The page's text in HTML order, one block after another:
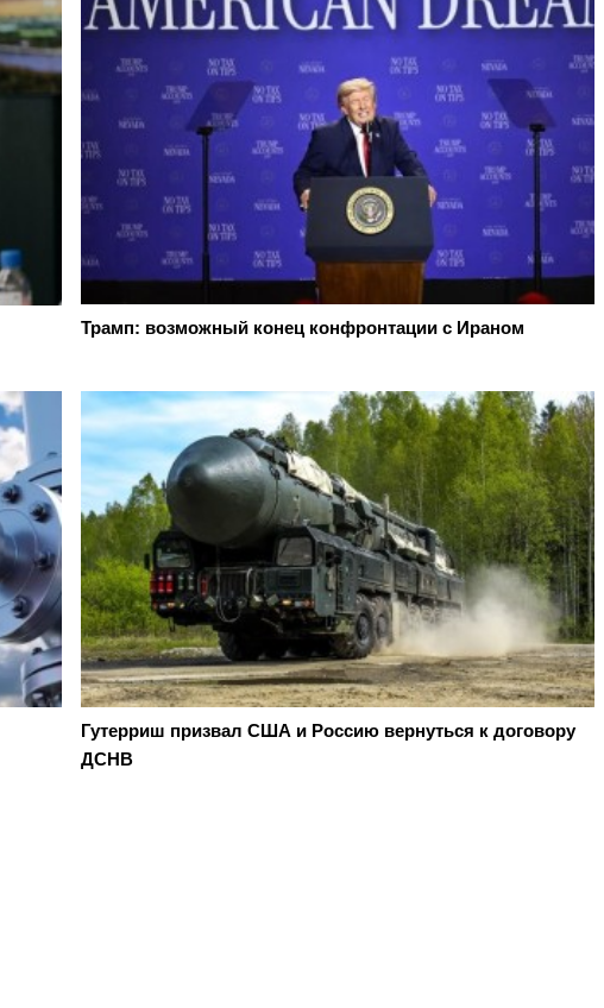
Трамп: возможный конец конфронтации с Ираном
Гутерриш призвал США и Россию вернуться к договору
ДСНВ